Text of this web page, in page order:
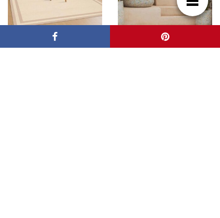
Alfombras vinílicas en
cocina y comedor: una
Qué maceteros son
mejor para exterior: